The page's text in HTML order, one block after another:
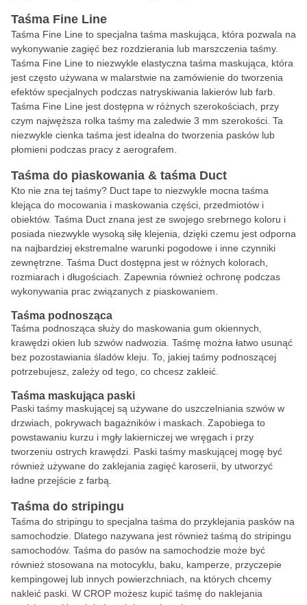
Taśma Fine Line
Taśma Fine Line to specjalna taśma maskująca, która pozwala na
wykonywanie zagięć bez rozdzierania lub marszczenia taśmy.
Taśma Fine Line to niezwykle elastyczna taśma maskująca, która
jest często używana w malarstwie na zamówienie do tworzenia
efektów specjalnych podczas natryskiwania lakierów lub farb.
Taśma Fine Line jest dostępna w różnych szerokościach, przy
czym najwęższa rolka taśmy ma zaledwie 3 mm szerokości. Ta
niezwykle cienka taśma jest idealna do tworzenia pasków lub
płomieni podczas pracy z aerografem.
Taśma do piaskowania & taśma Duct
Kto nie zna tej taśmy? Duct tape to niezwykle mocna taśma
klejąca do mocowania i maskowania części, przedmiotów i
obiektów. Taśma Duct znana jest ze swojego srebrnego koloru i
posiada niezwykle wysoką siłę klejenia, dzięki czemu jest odporna
na najbardziej ekstremalne warunki pogodowe i inne czynniki
zewnętrzne. Taśma Duct dostępna jest w różnych kolorach,
rozmiarach i długościach. Zapewnia również ochronę podczas
wykonywania prac związanych z piaskowaniem.
Taśma podnosząca
Taśma podnosząca służy do maskowania gum okiennych,
krawędzi okien lub szwów nadwozia. Taśmę można łatwo usunąć
bez pozostawiania śladów kleju. To, jakiej taśmy podnoszącej
potrzebujesz, zależy od tego, co chcesz zakleić.
Taśma maskująca paski
Paski taśmy maskującej są używane do uszczelniania szwów w
drzwiach, pokrywach bagażników i maskach. Zapobiega to
powstawaniu kurzu i mgły lakierniczej we wręgach i przy
tworzeniu ostrych krawędzi. Paski taśmy maskującej mogę być
również używane do zaklejania zagięć karoserii, by utworzyć
ładne przejście z farbą.
Taśma do stripingu
Taśma do stripingu to specjalna taśma do przyklejania pasków na
samochodzie. Dlatego nazywana jest również taśmą do stripingu
samochodów. Taśma do pasów na samochodzie może być
również stosowana na motocyklu, baku, kamperze, przyczepie
kempingowej lub innych powierzchniach, na których chcemy
nakleić paski. W CROP możesz kupić taśmę do naklejania